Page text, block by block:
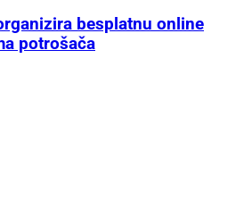
besplatnu online
potrošača